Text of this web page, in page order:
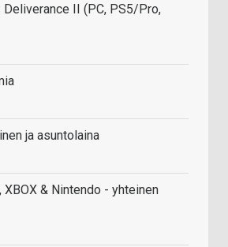
Deliverance II (PC, PS5/Pro,
ja asuntolaina
XBOX & Nintendo - yhteinen